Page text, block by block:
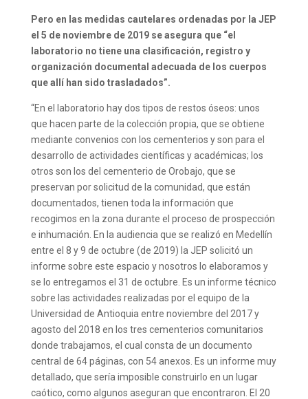
Pero en las medidas cautelares ordenadas por la JEP
el 5 de noviembre de 2019 se asegura que “el
laboratorio no tiene una clasificación, registro y
organización documental adecuada de los cuerpos
que allí han sido trasladados”.
“En el laboratorio hay dos tipos de restos óseos: unos
que hacen parte de la colección propia, que se obtiene
mediante convenios con los cementerios y son para el
desarrollo de actividades científicas y académicas; los
otros son los del cementerio de Orobajo, que se
preservan por solicitud de la comunidad, que están
documentados, tienen toda la información que
recogimos en la zona durante el proceso de prospección
e inhumación. En la audiencia que se realizó en Medellín
entre el 8 y 9 de octubre (de 2019) la JEP solicitó un
informe sobre este espacio y nosotros lo elaboramos y
se lo entregamos el 31 de octubre. Es un informe técnico
sobre las actividades realizadas por el equipo de la
Universidad de Antioquia entre noviembre del 2017 y
agosto del 2018 en los tres cementerios comunitarios
donde trabajamos, el cual consta de un documento
central de 64 páginas, con 54 anexos. Es un informe muy
detallado, que sería imposible construirlo en un lugar
caótico, como algunos aseguran que encontraron. El 20